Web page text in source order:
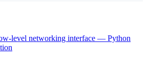
level networking interface — Python